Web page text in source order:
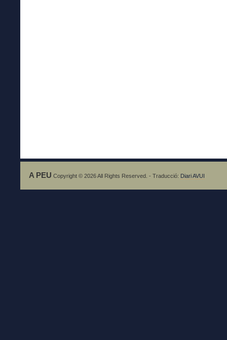
A PEU Copyright © 2026 All Rights Reserved. - Traducció: Diari AVUI